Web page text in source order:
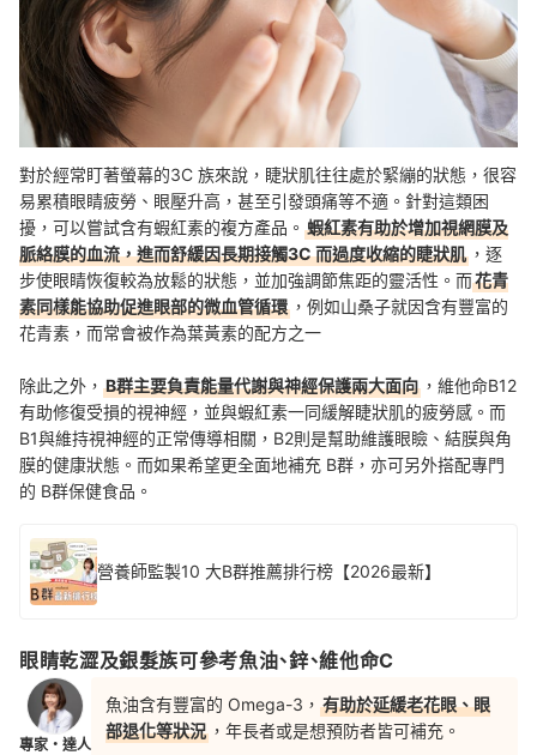
對於經常盯著螢幕的3C 族來說，睫狀肌往往處於緊繃的狀態，很容
易累積眼睛疲勞、眼壓升高，甚至引發頭痛等不適。針對這類困
擾，可以嘗試含有蝦紅素的複方產品。 蝦紅素有助於增加視網膜及
脈絡膜的血流，進而舒緩因長期接觸3C 而過度收縮的睫狀肌 ，逐
步使眼睛恢復較為放鬆的狀態，並加強調節焦距的靈活性。而花青
素同樣能協助促進眼部的微血管循環 ，例如山桑子就因含有豐富的
花青素，而常會被作為葉黃素的配方之一
除此之外， B群主要負責能量代謝與神經保護兩大面向 ，維他命B12
有助修復受損的視神經，並與蝦紅素一同緩解睫狀肌的疲勞感。而
B1與維持視神經的正常傳導相關，B2則是幫助維護眼瞼、結膜與角
膜的健康狀態。而如果希望更全面地補充 B群，亦可另外搭配專門
的 B群保健食品。
營養師監製10 大B群推薦排行榜【2026最新】
眼睛乾澀及銀髮族可參考魚油、鋅、維他命C
專家・達人
魚油含有豐富的 Omega-3， 有助於延緩老花眼、眼
部退化等狀況 ，年長者或是想預防者皆可補充。